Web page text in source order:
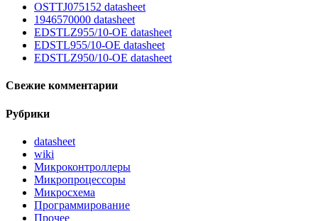
OSTTJ075152 datasheet
1946570000 datasheet
EDSTLZ955/10-OE datasheet
EDSTL955/10-OE datasheet
EDSTLZ950/10-OE datasheet
Свежие комментарии
Рубрики
datasheet
wiki
Микроконтроллеры
Микропроцессоры
Микросхема
Программирование
Прочее